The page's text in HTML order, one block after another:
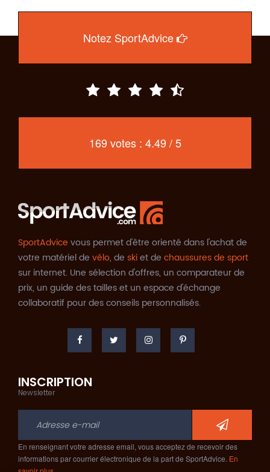
Notez SportAdvice
169 votes : 4.49 / 5
SportAdvice vous permet d'être orienté dans l'achat de
votre matériel de vélo, de skiet de chaussures de sport
sur internet. Une sélection d'offres, un comparateur de
prix, un guide des tailles et un espace d'échange
collaboratif pour des conseils personnalisés.
INSCRIPTION
Newsletter
En renseignant votre adresse email, vous acceptez de recevoir des
informations par courrier électronique de la part de SportAdvice. En